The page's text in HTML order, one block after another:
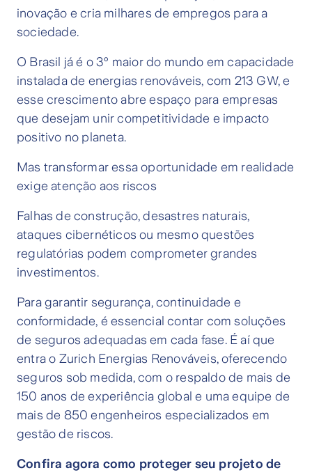
inovação e cria milhares de empregos para a
sociedade.
O Brasil já é o 3º maior do mundo em capacidade
instalada de energias renováveis, com 213 GW, e
esse crescimento abre espaço para empresas
que desejam unir competitividade e impacto
positivo no planeta.
Mas transformar essa oportunidade em realidade
exige atenção aos riscos
Falhas de construção, desastres naturais,
ataques cibernéticos ou mesmo questões
regulatórias podem comprometer grandes
investimentos.
Para garantir segurança, continuidade e
conformidade, é essencial contar com soluções
de seguros adequadas em cada fase. É aí que
entra o Zurich Energias Renováveis, oferecendo
seguros sob medida, com o respaldo de mais de
150 anos de experiência global e uma equipe de
mais de 850 engenheiros especializados em
gestão de riscos.
Confira agora como proteger seu projeto de